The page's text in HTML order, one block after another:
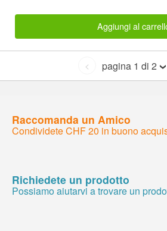
Aggiungi al
< pagina 1 di 2
Raccomanda un Amico
Condividete CHF 20 in buono
Richiedete un prodotto
Possiamo aiutarvi a trovare un